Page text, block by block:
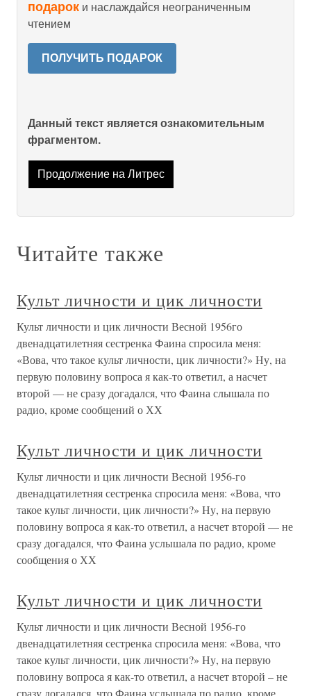
подарок и наслаждайся неограниченным
чтением
ПОЛУЧИТЬ ПОДАРОК
Данный текст является ознакомительным
фрагментом.
Продолжение на Литрес
Читайте также
Культ личности и цик личности
Культ личности и цик личности Весной 1956го
двенадцатилетняя сестренка Фаина спросила меня:
«Вова, что такое культ личности, цик личности?» Ну, на
первую половину вопроса я как-то ответил, а насчет
второй — не сразу догадался, что Фаина слышала по
радио, кроме сообщений о ХХ
Культ личности и цик личности
Культ личности и цик личности Весной 1956-го
двенадцатилетняя сестренка спросила меня: «Вова, что
такое культ личности, цик личности?» Ну, на первую
половину вопроса я как-то ответил, а насчет второй — не
сразу догадался, что Фаина услышала по радио, кроме
сообщения о ХХ
Культ личности и цик личности
Культ личности и цик личности Весной 1956-го
двенадцатилетняя сестренка спросила меня: «Вова, что
такое культ личности, цик личности?» Ну, на первую
половину вопроса я как-то ответил, а насчет второй – не